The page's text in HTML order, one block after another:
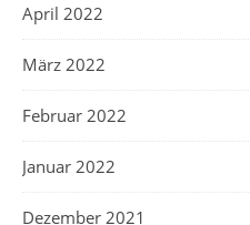
April 2022
März 2022
Februar 2022
Januar 2022
Dezember 2021